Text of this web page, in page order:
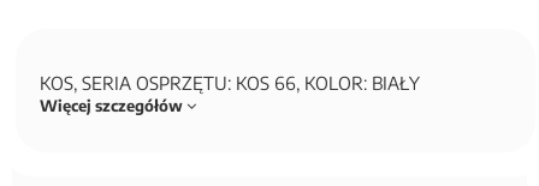
KOS, SERIA OSPRZĘTU: KOS 66, KOLOR: BIAŁY
Więcej szczegółów